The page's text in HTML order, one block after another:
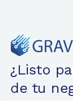
¿Listo
de tu